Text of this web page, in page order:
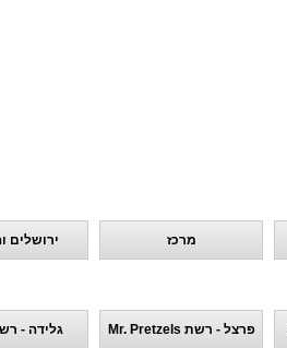
מרכז ירושלים
פרצל - רשת Mr. Pretzels גלידה -